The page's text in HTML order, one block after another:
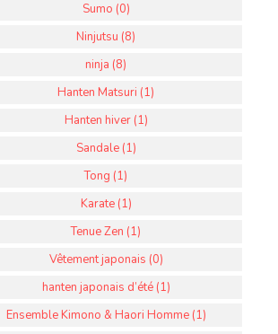
Sumo (0)
Ninjutsu (8)
ninja (8)
Hanten Matsuri (1)
Hanten hiver (1)
Sandale (1)
Tong (1)
Karate (1)
Tenue Zen (1)
Vêtement japonais (0)
hanten japonais d’été (1)
Ensemble Kimono & Haori Homme (1)